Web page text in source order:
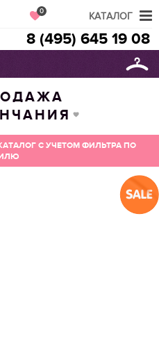
0
8 (495) 645 19 08
С УЧЕТОМ ФИЛЬТРА ПО
КАТАЛОГ